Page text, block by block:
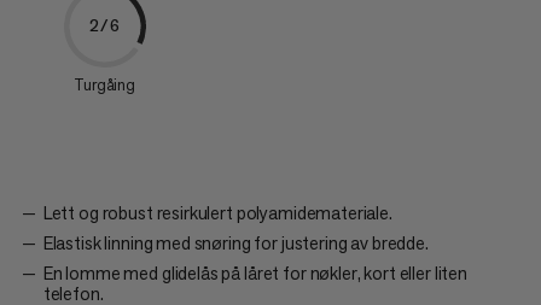
2/6
Turgåing
Lett og robust resirkulert polyamidemateriale.
Elastisk linning med snøring for justering av bredde.
En lomme med glidelås på låret for nøkler, kort eller liten
telefon.